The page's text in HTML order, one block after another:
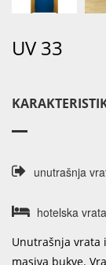
UV 33
unutrašnja
hotelska vrata
Unutrašnja vrata
masiva bukve.